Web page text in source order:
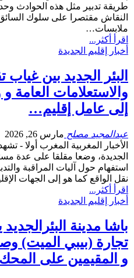
طريقة تدبير مثل هذه الحوادث
النقاش مقتصرا على سلوك
ملابسات…
اقرأ أكثر...
أخبار إقليم الجديدة
البئر الجديد بين غياب
والاستعلامات العامة
إلى عامل إقليم…
عبدالمجيد مصلح مارس 26, 2026
الأخبار المغربية المغرب أولا -
الجديدة، وضعا مقلقا على عدة
استفهام حول آليات المراقبة
نقل الواقع كما هو إلى الجهات
اقرأ أكثر...
أخبار إقليم الجديدة
باشا مدينة
تجارة (بيبي الميت)
و المقيمين على